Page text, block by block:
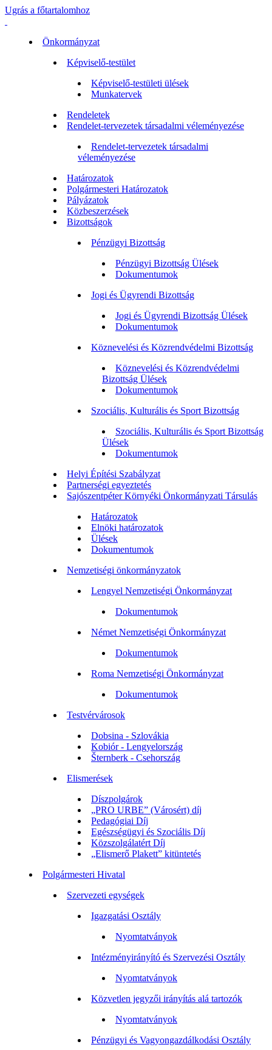
Ugrás a főtartalomhoz
Önkormányzat
Képviselő-testület
Képviselő-testületi ülések
Munkatervek
Rendeletek
Rendelet-tervezetek társadalmi véleményezése
Rendelet-tervezetek társadalmi
véleményezése
Határozatok
Polgármesteri Határozatok
Pályázatok
Közbeszerzések
Bizottságok
Pénzügyi Bizottság
Pénzügyi Bizottság Ülések
Dokumentumok
Jogi és Ügyrendi Bizottság
Jogi és Ügyrendi Bizottság Ülések
Dokumentumok
Köznevelési és Közrendvédelmi Bizottság
Köznevelési és Közrendvédelmi
Bizottság Ülések
Dokumentumok
Szociális, Kulturális és Sport Bizottság
Szociális, Kulturális és Sport Bizottság
Ülések
Dokumentumok
Helyi Építési Szabályzat
Partnerségi egyeztetés
Sajószentpéter Környéki Önkormányzati Társulás
Határozatok
Elnöki határozatok
Ülések
Dokumentumok
Nemzetiségi önkormányzatok
Lengyel Nemzetiségi Önkormányzat
Dokumentumok
Német Nemzetiségi Önkormányzat
Dokumentumok
Roma Nemzetiségi Önkormányzat
Dokumentumok
Testvérvárosok
Dobsina - Szlovákia
Kobiór - Lengyelország
Šternberk - Csehország
Elismerések
Díszpolgárok
„PRO URBE” (Városért) díj
Pedagógiai Díj
Egészségügyi és Szociális Díj
Közszolgálatért Díj
„Elismerő Plakett” kitüntetés
Polgármesteri Hivatal
Szervezeti egységek
Igazgatási Osztály
Nyomtatványok
Intézményirányító és Szervezési Osztály
Nyomtatványok
Közvetlen jegyzői irányítás alá tartozók
Nyomtatványok
Pénzügyi és Vagyongazdálkodási Osztály